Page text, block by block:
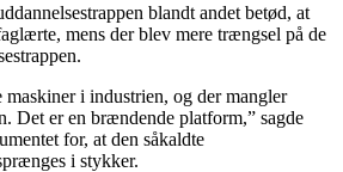
blandt andet betød, at
mens der blev mere trængsel på de
i industrien, og der mangler
Det er en brændende platform,” sagde
for, at den såkaldte
i stykker.